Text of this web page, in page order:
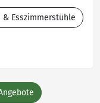
Esszimmerstühle